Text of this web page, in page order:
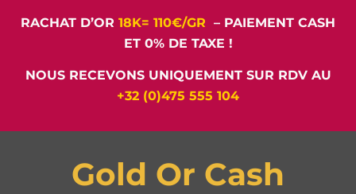
RACHAT D’OR 18K= 110€/GR – PAIEMENT CASH
ET 0% DE TAXE !
NOUS RECEVONS UNIQUEMENT SUR RDV AU
+32 (0)475 555 104
Gold Or Cash